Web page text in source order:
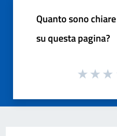
Quanto sono
su questa pagina?